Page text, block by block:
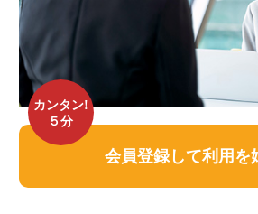
カンタン!
５分
会員登録して利用を